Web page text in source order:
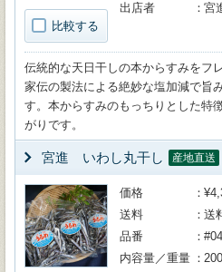
比較する
出店者
宮
伝統的な天日干しの本からすみをフ
家伝の製法による絶妙な塩加減で旨
す。本からすみのもっちりとした特
がりです。
宮進 いわし丸干し 産地直送
価格
送料
送
品番
内容量／重量